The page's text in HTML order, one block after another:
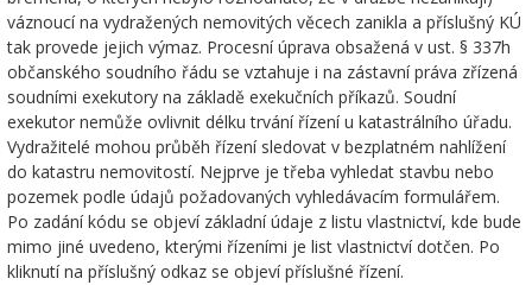
váznoucí na vydražených nemovitých věcech zanikla a příslušný KÚ
tak provede jejich výmaz. Procesní úprava obsažená v ust. § 337h
občanského soudního řádu se vztahuje i na zástavní práva zřízená
soudními exekutory na základě exekučních příkazů. Soudní
exekutor nemůže ovlivnit délku trvání řízení u katastrálního úřadu.
Vydražitelé mohou průběh řízení sledovat v bezplatném nahlížení
do katastru nemovitostí. Nejprve je třeba vyhledat stavbu nebo
pozemek podle údajů požadovaných vyhledávacím formulářem.
Po zadání kódu se objeví základní údaje z listu vlastnictví, kde bude
mimo jiné uvedeno, kterými řízeními je list vlastnictví dotčen. Po
kliknutí na příslušný odkaz se objeví příslušné řízení.